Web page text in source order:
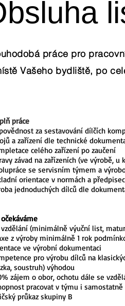
práce pro
Vašeho bydliště, po
práce
za sestavování dílčích
a zařízení dle technické
celého zařízení po zaučení
závad na zařízeních (ve výrobě, u
se servisním týmem a
orientace v normách a
jednoduchých dílců dle
vzdělání (minimálně výuční list,
z výroby minimálně 1 rok
ve výrobní dokumentaci
pro výrobu dílců na
soustruh) výhodou
zájem o obor, ochotu dále se
pracovat v týmu i samostatně
průkaz skupiny B